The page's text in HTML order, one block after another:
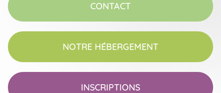
CONTACT
NOTRE HÉBERGEMENT
INSCRIPTIONS